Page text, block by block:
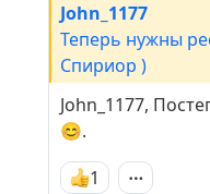
John_1177
Теперь нужны
Спириор )
John_1177,
😊.
1